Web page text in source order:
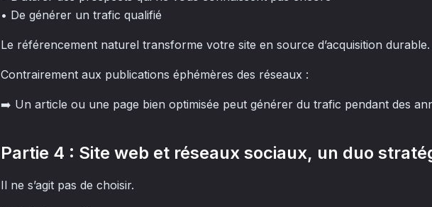
• De générer un trafic qualifié
Le référencement naturel transforme votre site en source d’acquisition durable.
Contrairement aux publications éphémères des réseaux :
➡️ Un article ou une page bien optimisée peut générer du trafic pendant des
Partie 4 : Site web et réseaux sociaux, un duo
Il ne s’agit pas de choisir.